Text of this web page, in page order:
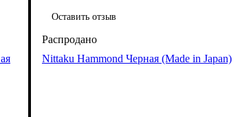
Оставить отзыв
Nittaku Hammond Черная (Made in Japan)